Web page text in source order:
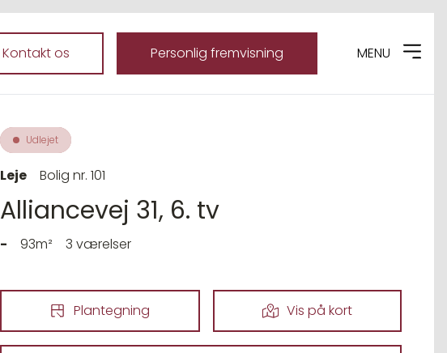
Kontakt os Personlig fremvisning MENU
Udlejet
Leje Bolig nr. 101
Alliancevej 31, 6. tv
- 93m² 3 værelser
Plantegning Vis på kort